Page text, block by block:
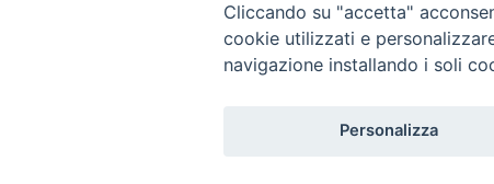
Copyright © 2019 - Tutti i diritti riservati - Vita
Cliccando su "accetta"
cookie utilizzati e
navigazione installando i soli
Personalizza